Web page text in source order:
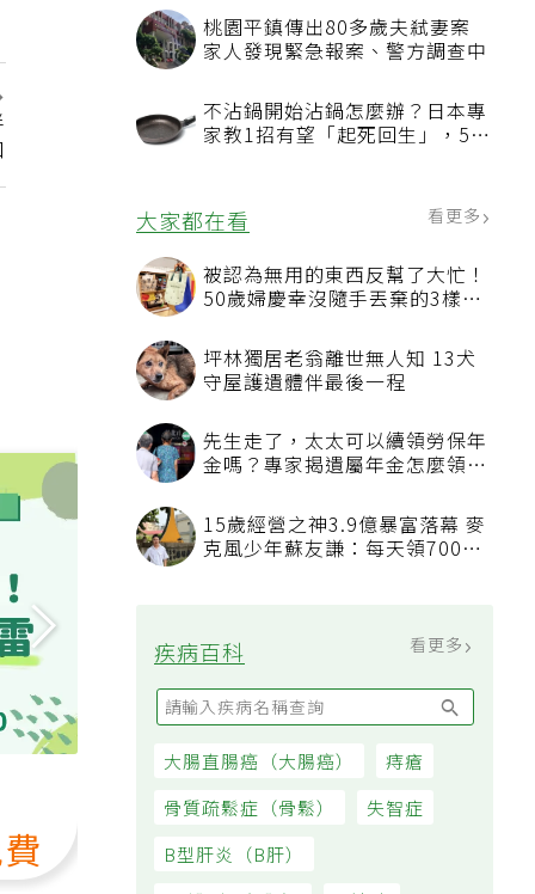
桃園平鎮傳出80多歲夫弒妻案
家人發現緊急報案、警方調查中
不沾鍋開始沾鍋怎麼辦？日本專
家教1招有望「起死回生」，5情
大家都在看
被認為無用的東西反幫了大忙！
50歲婦慶幸沒隨手丟棄的3樣物
坪林獨居老翁離世無人知 13犬
守屋護遺體伴最後一程
先生走了，太太可以續領勞保年
看順位還要看資格
15歲經營之神3.9億暴富落幕 麥
疾病百科
安寧不是最後才談：提早認識失智症